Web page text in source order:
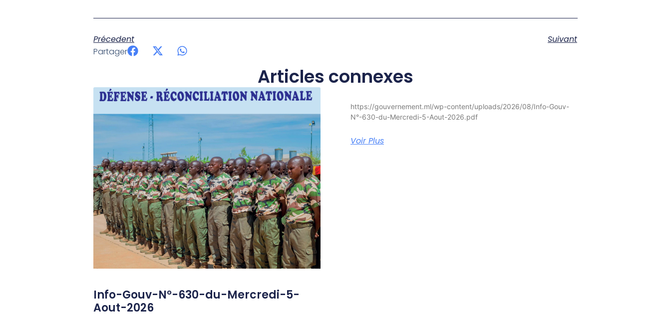
Précedent
Suivant
Partager
Articles connexes
Info-Gouv-N°-630-du-Mercredi-5-
Aout-2026
https://gouvernement.ml/wp-content/uploads/2026/08/Info-Gouv-
N°-630-du-Mercredi-5-Aout-2026.pdf
Voir Plus